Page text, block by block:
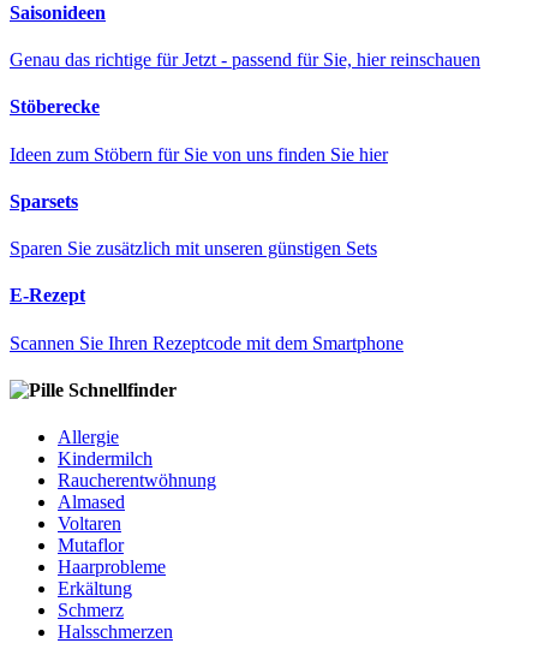
Saisonideen
Genau das richtige für Jetzt - passend für Sie, hier reinschauen
Stöberecke
Ideen zum Stöbern für Sie von uns finden Sie hier
Sparsets
Sparen Sie zusätzlich mit unseren günstigen Sets
E-Rezept
Scannen Sie Ihren Rezeptcode mit dem Smartphone
Schnellfinder
Allergie
Kindermilch
Raucherentwöhnung
Almased
Voltaren
Mutaflor
Haarprobleme
Erkältung
Schmerz
Halsschmerzen